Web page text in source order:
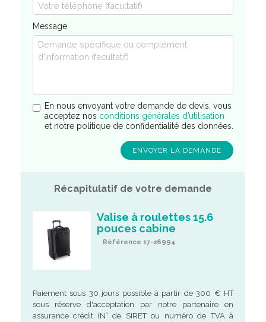
Message
En nous envoyant votre demande de devis, vous
acceptez nos conditions générales d’utilisation
et notre politique de confidentialité des données.
Récapitulatif de votre demande
Valise à roulettes 15.6
pouces cabine
Référence 17-26994
Paiement sous 30 jours possible à partir de 300 € HT
sous réserve d'acceptation par notre partenaire en
assurance crédit (N° de SIRET ou numéro de TVA à